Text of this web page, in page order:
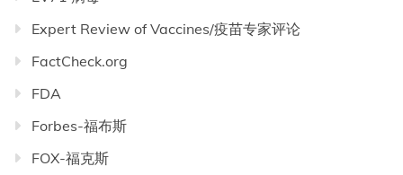
Expert Review of Vaccines/疫苗专家评论
FactCheck.org
FDA
Forbes-福布斯
FOX-福克斯